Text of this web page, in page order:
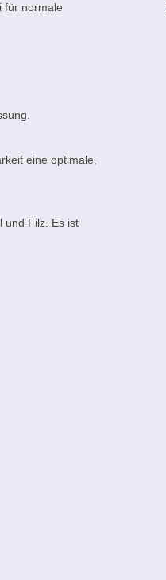
für normale
eine optimale,
und Filz. Es ist